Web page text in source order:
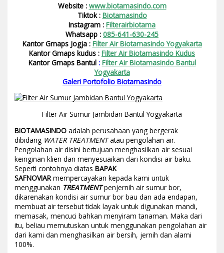
Website : www.biotamasindo.com
Tiktok : Biotamasindo
Instagram : Filterairbiotama
Whatsapp : 085-641-630-245
Kantor Gmaps Jogja : Filter Air Biotamasindo Yogyakarta
Kantor Gmaps kudus : Filter Air Biotamasindo Kudus
Kantor Gmaps Bantul: Filter Air Biotamasindo Bantul
Yogyakarta
Galeri Portofolio Biotamasindo
Filter Air Sumur Jambidan Bantul Yogyakarta
BIOTAMASINDOadalah perusahaan yang bergerak
dibidang WATER TREATMENTatau pengolahan air.
Pengolahan air disini bertujuan menghasilkan air sesuai
keinginan klien dan menyesuaikan dari kondisi air baku.
Seperti contohnya diatasBAPAK
SAFNOVIARmempercayakan kepada kami untuk
menggunakan TREATMENTpenjernih air sumur bor,
dikarenakan kondisi air sumur bor bau dan ada endapan,
membuat air tersebut tidak layak untuk digunakan mandi,
memasak, mencuci bahkan menyiram tanaman. Maka dari
itu, beliau memutuskan untuk menggunakan pengolahan air
dari kami dan menghasilkan air bersih, jernih dan alami
100%.